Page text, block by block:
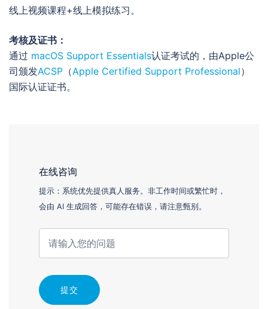
线上视频课程+线上模拟练习。
考核及证书：
通过 macOS Support Essentials认证考试的，由Apple公
司颁发ACSP （Apple Certified Support Professional）
国际认证证书。
在线咨询
提示：系统优先提供真人服务。非工作时间或繁忙时，
会由 AI 生成回答，可能存在错误，请注意甄别。
提交